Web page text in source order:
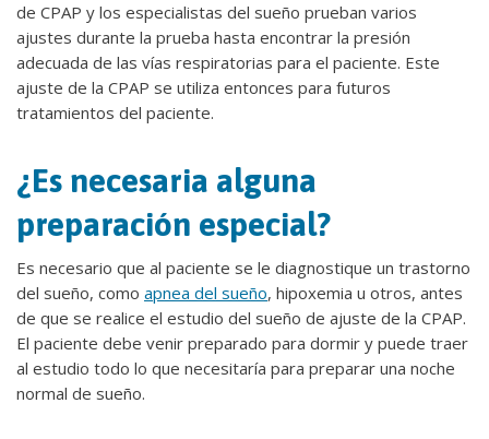
de CPAP y los especialistas del sueño prueban varios
ajustes durante la prueba hasta encontrar la presión
adecuada de las vías respiratorias para el paciente. Este
ajuste de la CPAP se utiliza entonces para futuros
tratamientos del paciente.
¿Es necesaria alguna
preparación especial?
Es necesario que al paciente se le diagnostique un trastorno
del sueño, como apnea del sueño, hipoxemia u otros, antes
de que se realice el estudio del sueño de ajuste de la CPAP.
El paciente debe venir preparado para dormir y puede traer
al estudio todo lo que necesitaría para preparar una noche
normal de sueño.